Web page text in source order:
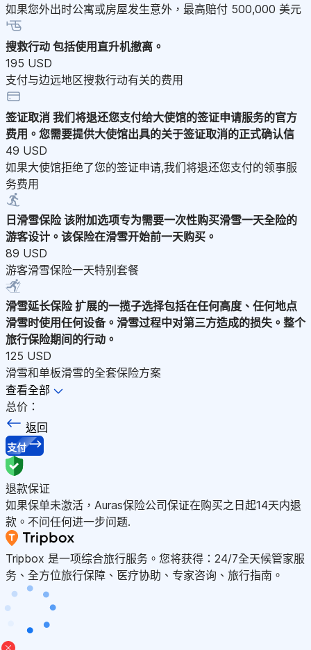
如果您外出时公寓或房屋发生意外，最高赔付 500,000 美元
搜救行动 包括使用直升机撤离。
195 USD
支付与边远地区搜救行动有关的费用
签证取消 我们将退还您支付给大使馆的签证申请服务的官方
费用。您需要提供大使馆出具的关于签证取消的正式确认信
49 USD
如果大使馆拒绝了您的签证申请,我们将退还您支付的领事服
务费用
日滑雪保险 该附加选项专为需要一次性购买滑雪一天全险的
游客设计。该保险在滑雪开始前一天购买。
89 USD
游客滑雪保险一天特别套餐
滑雪延长保险 扩展的一揽子选择包括在任何高度、任何地点
滑雪时使用任何设备。滑雪过程中对第三方造成的损失。整个
旅行保险期间的行动。
125 USD
滑雪和单板滑雪的全套保险方案
查看全部
总价：
返回
支付
退款保证
如果保单未激活，Auras保险公司保证在购买之日起14天内退
款。不问任何进一步问题.
Tripbox 是一项综合旅行服务。您将获得：24/7全天候管家服
务、全方位旅行保障、医疗协助、专家咨询、旅行指南。